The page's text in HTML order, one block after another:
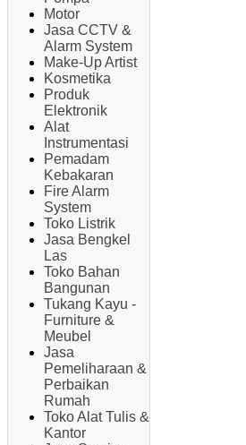
Motor
Jasa CCTV &
Alarm System
Make-Up Artist
Kosmetika
Produk
Elektronik
Alat
Instrumentasi
Pemadam
Kebakaran
Fire Alarm
System
Toko Listrik
Jasa Bengkel
Las
Toko Bahan
Bangunan
Tukang Kayu -
Furniture &
Meubel
Jasa
Pemeliharaan &
Perbaikan
Rumah
Toko Alat Tulis &
Kantor